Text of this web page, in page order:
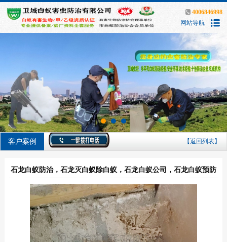
4006846998
网站导航
客户案例 【返回列表】
石龙白蚁防治，石龙灭白蚁除白蚁，石龙白蚁公司，石龙白蚁预防